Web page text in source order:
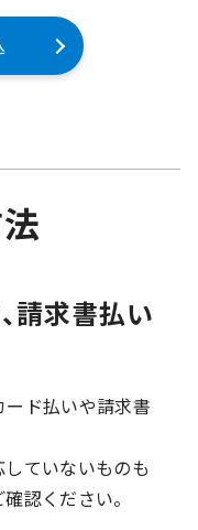
請求書払い
ド払いや請求書
ていないものも
認ください。